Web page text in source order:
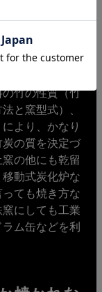
竹の性質（竹
と窯型式）、
より、かなり
の質を決定づ
の他にも乾留
動式炭化炉な
ても焼き方な
にしても工業
ム缶などを利